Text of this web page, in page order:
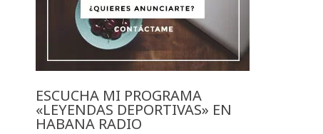
ESCUCHA MI PROGRAMA
«LEYENDAS DEPORTIVAS» EN
HABANA RADIO